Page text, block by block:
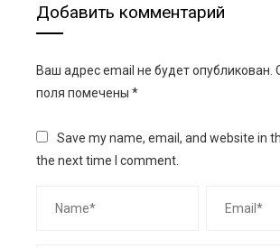
Добавить комментарий
Ваш адрес email не будет опубликован.
поля помечены *
Save my name, email, and website in
the next time I comment.